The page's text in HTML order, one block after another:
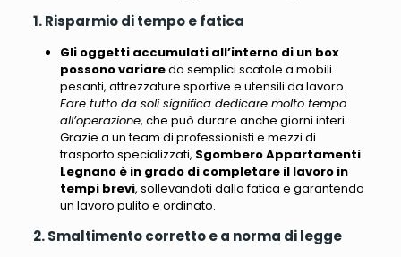
1. Risparmio di tempo e fatica
Gli oggetti accumulati all’interno di un box
possono variareda semplici scatole a mobili
pesanti, attrezzature sportive e utensili da lavoro.
Fare tutto da soli significa dedicare molto tempo
all’operazione, che può durare anche giorni interi.
Grazie a un team di professionisti e mezzi di
trasporto specializzati, Sgombero Appartamenti
Legnano è in grado di completare il lavoro in
tempi brevi, sollevandoti dalla fatica e garantendo
un lavoro pulito e ordinato.
2. Smaltimento corretto e a norma di legge